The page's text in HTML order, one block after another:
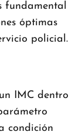
fundamental
óptimas
policial.
IMC dentro
condición